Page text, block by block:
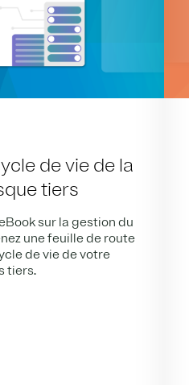
de vie de la
tiers
sur la gestion du
une feuille de route
de vie de votre
tiers.